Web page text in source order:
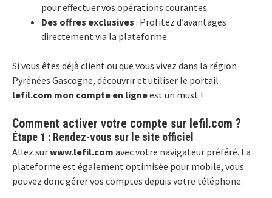
pour effectuer vos opérations courantes.
Des offres exclusives : Profitez d’avantages
directement via la plateforme.
Si vous êtes déjà client ou que vous vivez dans la région
Pyrénées Gascogne, découvrir et utiliser le portail
lefil.com mon compte en ligneest un must !
Comment activer votre compte sur lefil.com ?
Étape 1 : Rendez-vous sur le site officiel
Allez surwww.lefil.com avec votre navigateur préféré. La
plateforme est également optimisée pour mobile, vous
pouvez donc gérer vos comptes depuis votre téléphone.